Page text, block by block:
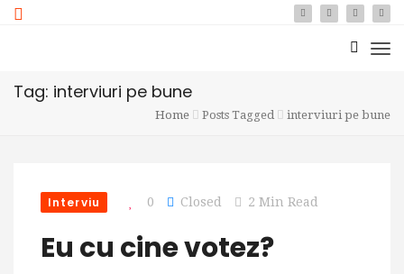
Tag: interviuri pe bune
Home Posts Tagged interviuri pe bune
Interviu 0 Closed 2 Min Read
Eu cu cine votez?